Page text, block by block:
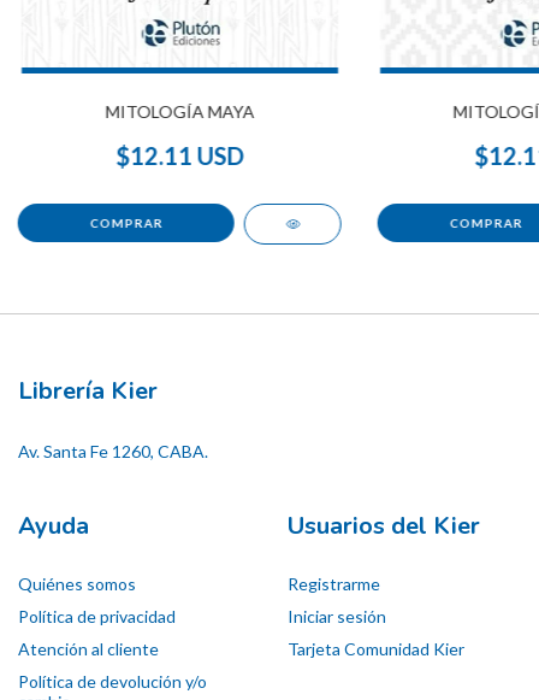
MITOLOGÍA MAYA
$12.11 USD
Librería Kier
Av. Santa Fe 1260, CABA.
Ayuda
Quiénes somos
Política de privacidad
Atención al cliente
Política de devolución y/o
Usuarios del Kier
Registrarme
Iniciar sesión
Tarjeta Comunidad Kier